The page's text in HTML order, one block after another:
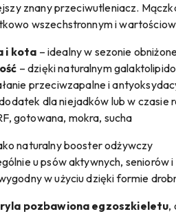
znany przeciwutleniacz.
wszechstronnym i
i kota – idealny w sezonie
– dzięki naturalnym
przeciwzapalne i
dla niejadków lub w czasie
gotowana, mokra, sucha
naturalny booster odżywczy
u psów aktywnych, seniorów
w użyciu dzięki formie
pozbawiona egzoszkieletu,